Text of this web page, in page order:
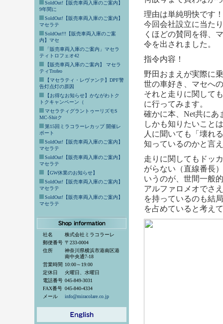
SoldOut!【販売車両入庫のご案内】
9年間に
SoldOut!【販売車両入庫のご案内】
マセラテ
SoldOut!!!【販売車両入庫のご案
内】マセ
「販売車両入庫のご案内」マセラ
ティトロフェオ42
【販売車両入庫のご案内】 マセラ
ティTrofeo
【マセラティ・レヴァンテ】DPF警
告灯点灯の原因
【お得なお知らせ】かながわトク
トクキャンペーン（
マセラティグラントゥーリズモS
MC-Shitク
第15回ミラコラーレカップ 開催レ
ポート
SoldOut!【販売車両入庫のご案内】
マセラテ
SoldOut!【販売車両入庫のご案内】
マセラテ
【GW休業のお知らせ】
SoldOut!【販売車両入庫のご案内】
マセラテ
SoldOut!【販売車両入庫のご案内】
マセラテ
社名
株式会社ミラコラーレ
郵便番号 〒233-0004
住所
神奈川県横浜市港南区港
南中央通7-18
営業時間 10:00～19:00
定休日
火曜日、水曜日
電話番号 045-849-3031
FAX番号 045-840-4334
メール
info@miracolare.co.jp
理由は単純明快です
今回会社設立に当た
くほどの賛同を得、
令を出されました。
指令内容！
野田おまえが実際に
世の車好き、マセへ
それと走りに関して
に行ってみます。
確かに本、Net共にあ
しかも知りたいこと
人に聞いても「壊れ
知っているのかと言
走りに関してもドッ
がらない（直線番長
いうのが、世間一般
アルファロメオでさ
を持っているのも結
を占めていると考え